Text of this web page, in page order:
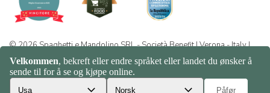
© 2026 Spaghetti e Mandolino SRL - Società Benefit | Verona - Italy |
+39 351 865 9444 | P.I. IT04913730232 | Certificazione BIO: IT-BIO-
016.380-0110744.2026.001 | REA VR-455804 |Personvern og
informasjonskapsler|Sitemap